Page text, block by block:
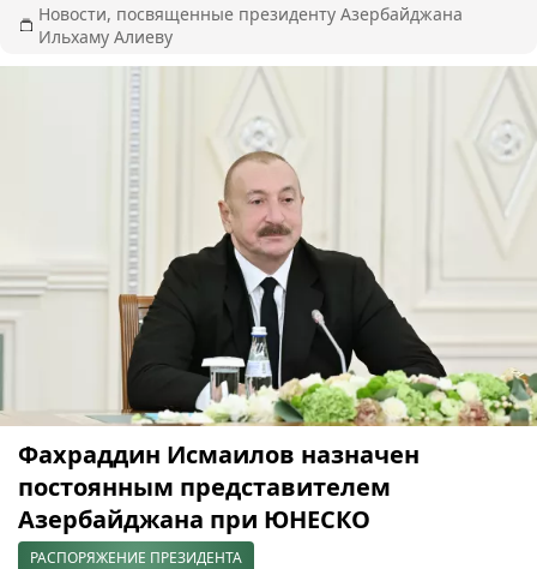
Новости, посвященные президенту Азербайджана
Ильхаму Алиеву
Фахраддин Исмаилов назначен
постоянным представителем
Азербайджана при ЮНЕСКО
РАСПОРЯЖЕНИЕ ПРЕЗИДЕНТА